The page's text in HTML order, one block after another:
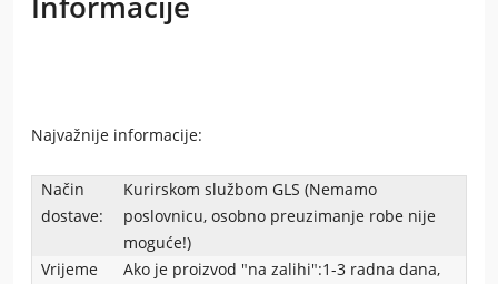
Najvažnije informacije:
Način
dostave:
Kurirskom službom GLS (Nemamo
poslovnicu, osobno preuzimanje robe nije
moguće!)
Vrijeme
Ako je proizvod "na zalihi":1-3 radna dana,